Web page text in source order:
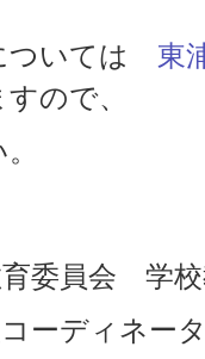
ついては 東
ので、
育委員会 学
ィネータ